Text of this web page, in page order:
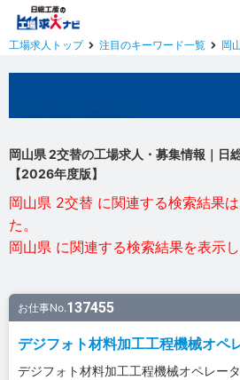
工場求人トップ 注目のキーワード一覧 岡
岡山県 2交替の工場求人・募集情報｜日
【2026年度版】
岡山県 2交替 に関連する検索結果
た。
岡山県 に関連する検索結果を表示し
お仕事No.137455
デジフォト材料加工工程機械オペ
デジフォト材料加工工程機械オペレー